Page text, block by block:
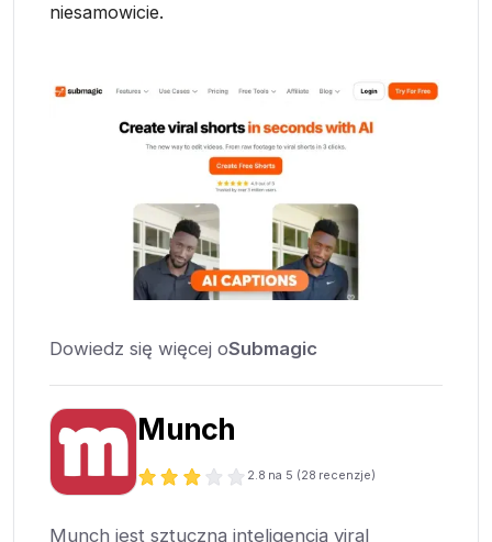
niesamowicie.
Dowiedz się więcej oSubmagic
Munch
2.8 na 5 (28 recenzje)
Munch jest sztuczną inteligencją viral